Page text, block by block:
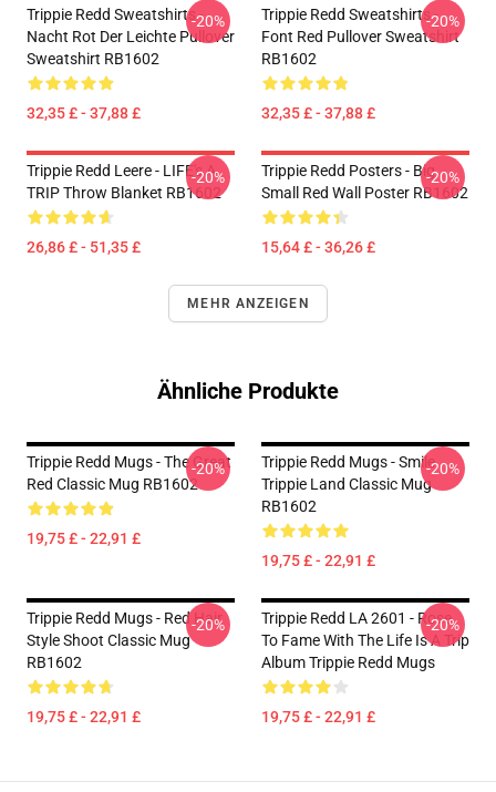
Trippie Redd Sweatshirts -
Nacht Rot Der Leichte Pullover
Sweatshirt RB1602
32,35 £ - 37,88 £
-20%
Trippie Redd Sweatshirts -
Font Red Pullover Sweatshirt
RB1602
32,35 £ - 37,88 £
-20%
Trippie Redd Leere - LIFE's A
TRIP Throw Blanket RB1602
26,86 £ - 51,35 £
-20%
Trippie Redd Posters - Big
Small Red Wall Poster RB1602
15,64 £ - 36,26 £
-20%
MEHR ANZEIGEN
Ähnliche Produkte
Trippie Redd Mugs - The Great
Red Classic Mug RB1602
19,75 £ - 22,91 £
-20%
Trippie Redd Mugs - Smile
Trippie Land Classic Mug
RB1602
19,75 £ - 22,91 £
-20%
Trippie Redd Mugs - Red Hair
Style Shoot Classic Mug
RB1602
19,75 £ - 22,91 £
-20%
Trippie Redd LA 2601 - Rose
To Fame With The Life Is A Trip
Album Trippie Redd Mugs
19,75 £ - 22,91 £
-20%